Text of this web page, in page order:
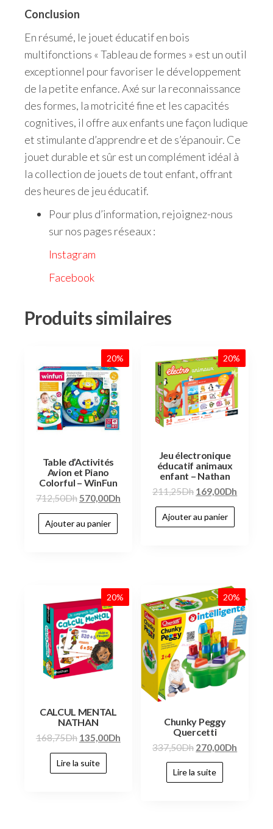
Conclusion
En résumé, le jouet éducatif en bois
multifonctions « Tableau de formes » est un outil
exceptionnel pour favoriser le développement
de la petite enfance. Axé sur la reconnaissance
des formes, la motricité fine et les capacités
cognitives, il offre aux enfants une façon ludique
et stimulante d’apprendre et de s’épanouir. Ce
jouet durable et sûr est un complément idéal à
la collection de jouets de tout enfant, offrant
des heures de jeu éducatif.
Pour plus d’information, rejoignez-nous
sur nos pages réseaux :
Instagram
Facebook
Produits similaires
20%
Table d’Activités
Avion et Piano
Colorful – WinFun
712,50Dh570,00Dh
Ajouter au panier
20%
Jeu électronique
éducatif animaux
enfant – Nathan
211,25Dh 169,00Dh
Ajouter au panier
20%
CALCUL MENTAL
NATHAN
168,75Dh 135,00Dh
Lire la suite
20%
Chunky Peggy
Quercetti
337,50Dh 270,00Dh
Lire la suite